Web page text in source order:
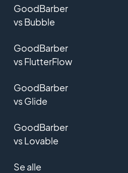
GoodBarber
vs Bubble
GoodBarber
vs FlutterFlow
GoodBarber
vs Glide
GoodBarber
vs Lovable
Se alle